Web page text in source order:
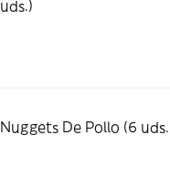
uds.)
Nuggets De Pollo (6